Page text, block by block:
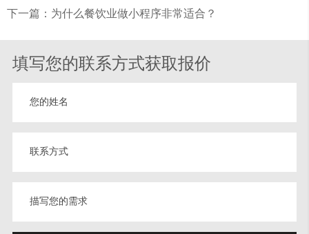
下一篇：为什么餐饮业做小程序非常适合？
填写您的联系方式获取报价